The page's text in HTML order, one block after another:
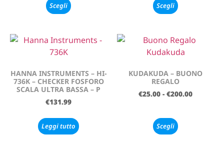
Scegli Scegli
HANNA INSTRUMENTS – HI-
736K – CHECKER FOSFORO
SCALA ULTRA BASSA – P
€131.99
Leggi tutto
KUDAKUDA – BUONO
REGALO
€25.00 - €200.00
Scegli